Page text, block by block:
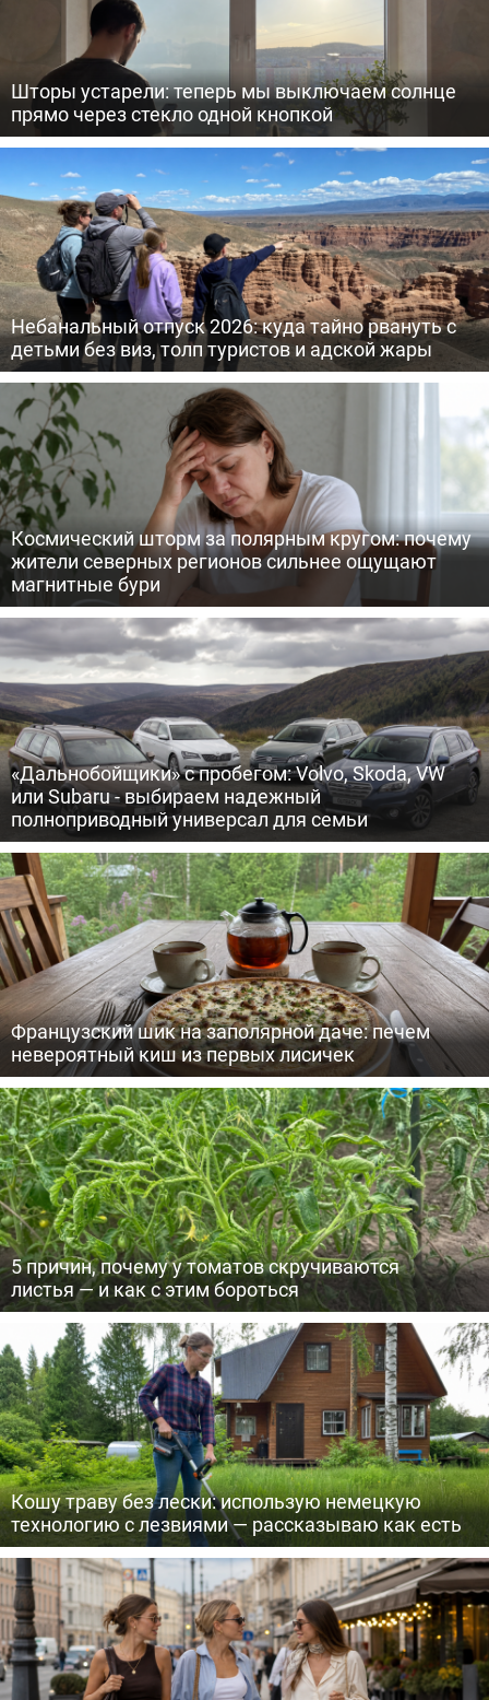
Шторы устарели: теперь мы выключаем солнце
прямо через стекло одной кнопкой
Небанальный отпуск 2026: куда тайно рвануть с
детьми без виз, толп туристов и адской жары
Космический шторм за полярным кругом: почему
жители северных регионов сильнее ощущают
магнитные бури
«Дальнобойщики» с пробегом: Volvo, Skoda, VW
или Subaru - выбираем надежный
полноприводный универсал для семьи
Французский шик на заполярной даче: печем
невероятный киш из первых лисичек
5 причин, почему у томатов скручиваются
листья — и как с этим бороться
Кошу траву без лески: использую немецкую
технологию с лезвиями — рассказываю как есть